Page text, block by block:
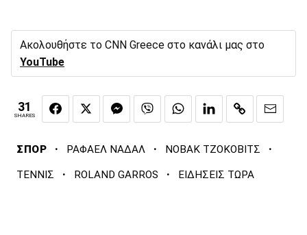
Ακολουθήστε το CNN Greece στο κανάλι μας στο
YouTube
31
SHARES
ΣΠΟΡ · ΡΑΦΑΕΛ ΝΑΔΑΛ · ΝΟΒΑΚ ΤΖΟΚΟΒΙΤΣ ·
ΤΕΝΝΙΣ · ROLAND GARROS · ΕΙΔΗΣΕΙΣ ΤΩΡΑ